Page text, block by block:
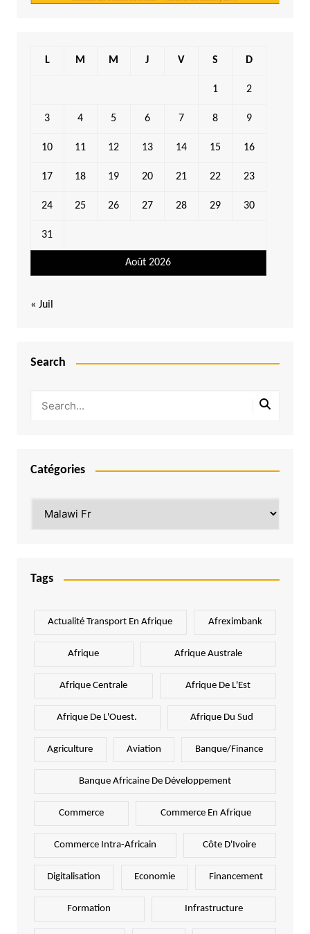
Août 2026
L M M J V S D
1 2
3 4 5 6 7 8 9
10 11 12 13 14 15 16
17 18 19 20 21 22 23
24 25 26 27 28 29 30
31
« Juil
Search
Catégories
Tags
Actualité Transport En Afrique Afreximbank
Afrique Afrique Australe
Afrique Centrale Afrique De L'Est
Afrique De L'Ouest. Afrique Du Sud
Agriculture Aviation Banque/Finance
Banque Africaine De Développement
Commerce Commerce En Afrique
Commerce Intra-Africain Côte D'Ivoire
Digitalisation Economie Financement
Formation Infrastructure